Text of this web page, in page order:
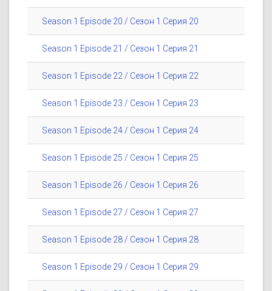
Season 1 Episode 20 / Сезон 1 Серия 20
Season 1 Episode 21 / Сезон 1 Серия 21
Season 1 Episode 22 / Сезон 1 Серия 22
Season 1 Episode 23 / Сезон 1 Серия 23
Season 1 Episode 24 / Сезон 1 Серия 24
Season 1 Episode 25 / Сезон 1 Серия 25
Season 1 Episode 26 / Сезон 1 Серия 26
Season 1 Episode 27 / Сезон 1 Серия 27
Season 1 Episode 28 / Сезон 1 Серия 28
Season 1 Episode 29 / Сезон 1 Серия 29